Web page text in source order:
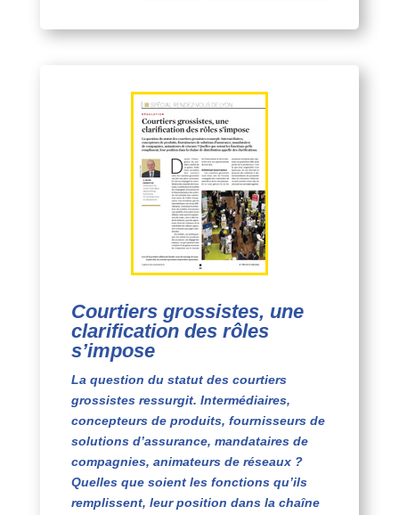
Courtiers grossistes, une
clarification des rôles
s’impose
La question du statut des courtiers
grossistes ressurgit. Intermédiaires,
concepteurs de produits, fournisseurs de
solutions d’assurance, mandataires de
compagnies, animateurs de réseaux ?
Quelles que soient les fonctions qu’ils
remplissent, leur position dans la chaîne